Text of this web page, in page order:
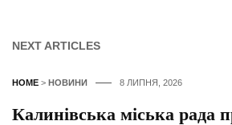
NEXT ARTICLES
HOME > НОВИНИ 8 ЛИПНЯ, 2026
Калинівська міська рада